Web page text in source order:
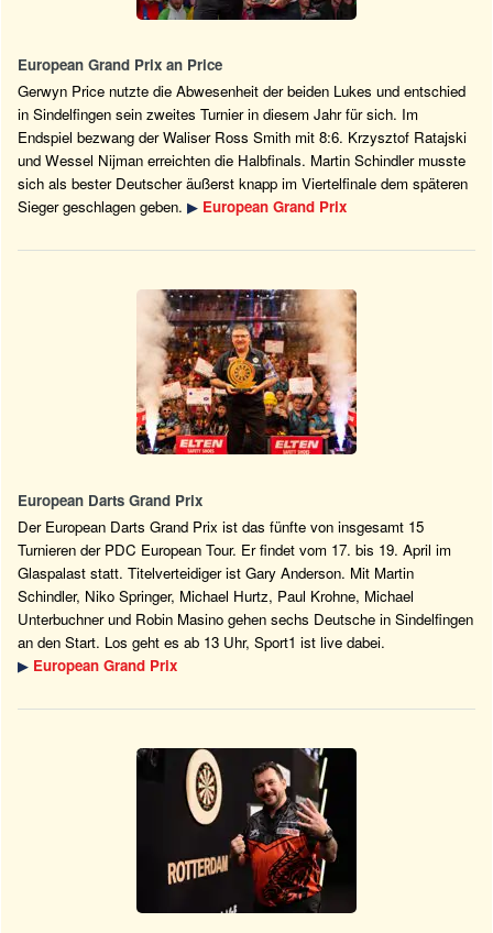
European Grand Prix an Price
Gerwyn Price nutzte die Abwesenheit der beiden Lukes und entschied
in Sindelfingen sein zweites Turnier in diesem Jahr für sich. Im
Endspiel bezwang der Waliser Ross Smith mit 8:6. Krzysztof Ratajski
und Wessel Nijman erreichten die Halbfinals. Martin Schindler musste
sich als bester Deutscher äußerst knapp im Viertelfinale dem späteren
Sieger geschlagen geben. ▶ European Grand Prix
European Darts Grand Prix
Der European Darts Grand Prix ist das fünfte von insgesamt 15
Turnieren der PDC European Tour. Er findet vom 17. bis 19. April im
Glaspalast statt. Titelverteidiger ist Gary Anderson. Mit Martin
Schindler, Niko Springer, Michael Hurtz, Paul Krohne, Michael
Unterbuchner und Robin Masino gehen sechs Deutsche in Sindelfingen
an den Start. Los geht es ab 13 Uhr, Sport1 ist live dabei.
▶ European Grand Prix